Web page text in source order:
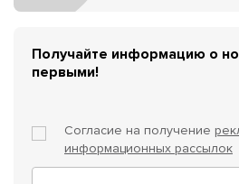
Получайте информацию о
первыми!
Согласие на получение
информационных рассылок